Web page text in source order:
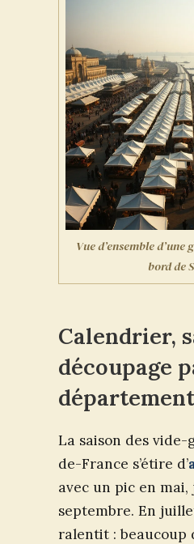
Vue d’ensemble
bord de
Calendrier,
découpage
département
La saison des
de-France s’étire d’
avec un pic en
septembre. En
ralentit : beaucoup